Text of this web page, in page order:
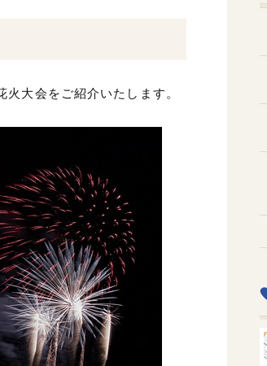
大会をご紹介いたします。